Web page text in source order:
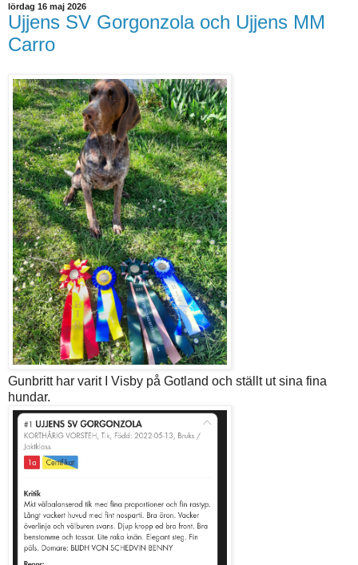
lördag 16 maj 2026
Ujjens SV Gorgonzola och Ujjens MM
Carro
Gunbritt har varit I Visby på Gotland och ställt ut sina fina
hundar.